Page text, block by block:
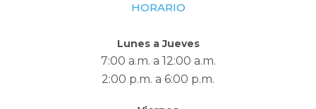
HORARIO
Lunes a Jueves
7:00 a.m. a 12:00 a.m.
2:00 p.m. a 6:00 p.m.